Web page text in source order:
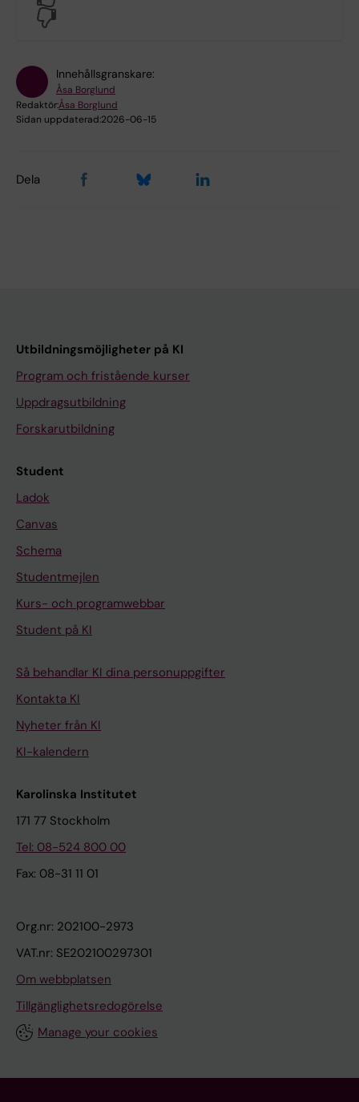
Innehållsgranskare:
Åsa Borglund
Redaktör:Åsa Borglund
Sidan uppdaterad:2026-06-15
Dela
Utbildningsmöjligheter på KI
Program och fristående kurser
Uppdragsutbildning
Forskarutbildning
Student
Ladok
Canvas
Schema
Studentmejlen
Kurs- och programwebbar
Student på KI
Så behandlar KI dina personuppgifter
Kontakta KI
Nyheter från KI
KI-kalendern
Karolinska Institutet
171 77 Stockholm
Tel: 08-524 800 00
Fax: 08-31 11 01
Org.nr: 202100-2973
VAT.nr: SE202100297301
Om webbplatsen
Tillgänglighetsredogörelse
Manage your cookies